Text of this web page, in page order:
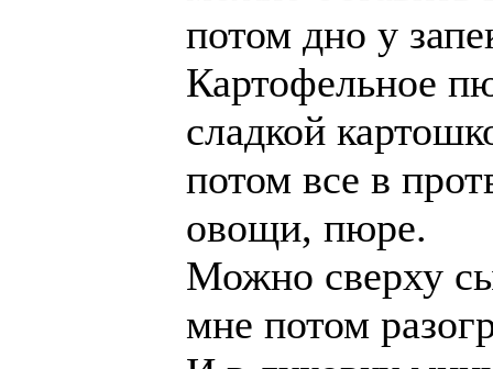
потом дно у
Картофельное
сладкой
потом все в
овощи, пюре.
Можно сверху
мне потом